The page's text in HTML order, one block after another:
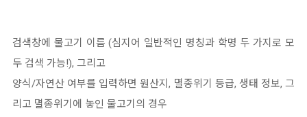
검색창에 물고기 이름 (심지어 일반적인 명칭과 학명 두 가지로 모
두 검색 가능!), 그리고
양식/자연산 여부를 입력하면 원산지, 멸종위기 등급, 생태 정보, 그
리고 멸종위기에 놓인 물고기의 경우